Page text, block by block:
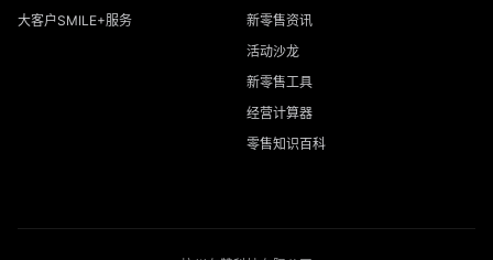
大客户SMILE+服务
新零售资讯
活动沙龙
新零售工具
经营计算器
零售知识百科